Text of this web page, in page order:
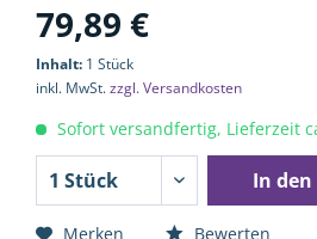
79,89 €
Inhalt: 1 Stück
inkl. MwSt.zzgl. Versandkosten
Sofort versandfertig, Lieferzeit
In den
Merken Bewerten